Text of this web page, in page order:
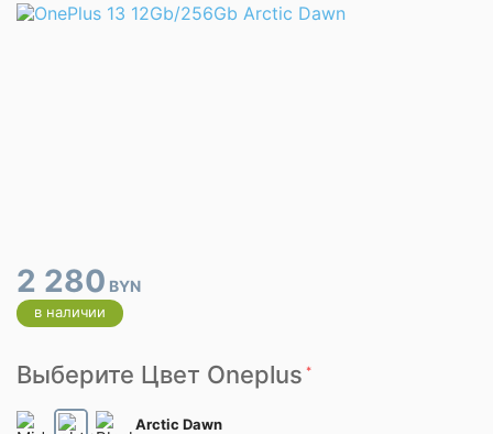
2 280 BYN
в наличии
Выберите Цвет Oneplus *
Arctic Dawn